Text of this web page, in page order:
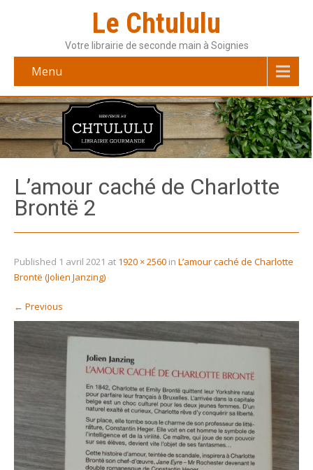
Le Chtululu
Votre librairie de seconde main à Soignies
Menu
L’amour caché de Charlotte
Brontë 2
Published 1 avril 2021 at 1920 × 2560 in L’amour caché de Charlotte
Brontë (Jolien Janzing)
← Previous